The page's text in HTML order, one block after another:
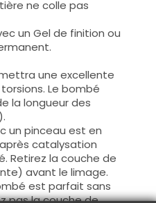
ne colle pas
un Gel de finition ou
une excellente
Le bombé
la longueur des
un pinceau est en
catalysation
Retirez la couche de
avant le limage.
est parfait sans
pas la couche de